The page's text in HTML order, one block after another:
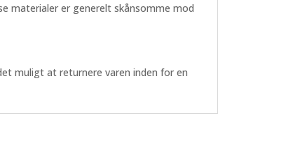
materialer er generelt skånsomme mod
muligt at returnere varen inden for en